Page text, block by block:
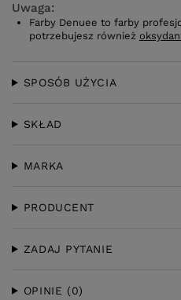
Uwaga:
Farby Denuee to farby
potrzebujesz również
SPOSÓB UŻYCIA
SKŁAD
MARKA
PRODUCENT
ZADAJ PYTANIE
OPINIE (0)